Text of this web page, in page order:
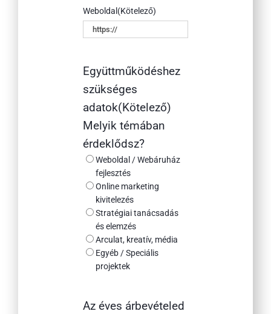
Weboldal (Kötelező)
Együttműködéshez
szükséges
adatok(Kötelező)
Melyik témában
érdeklődsz?
Weboldal / Webáruház
fejlesztés
Online marketing
kivitelezés
Stratégiai tanácsadás
és elemzés
Arculat, kreatív, média
Egyéb / Speciális
projektek
Az éves árbevételed